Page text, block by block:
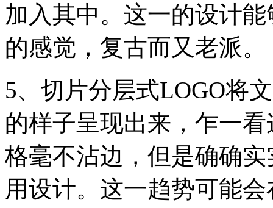
加入其中。这一的设计
的感觉，复古而又老派。
5、切片分层式LOGO将
的样子呈现出来，乍一
格毫不沾边，但是确确
用设计。这一趋势可能